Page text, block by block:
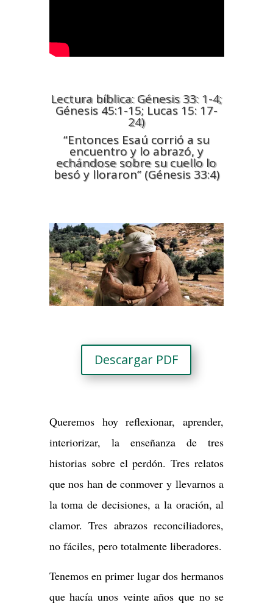
Lectura bíblica: Génesis 33: 1-4;
Génesis 45:1-15; Lucas 15: 17-
24)
“Entonces Esaú corrió a su
encuentro y lo abrazó, y
echándose sobre su cuello lo
besó y lloraron” (Génesis 33:4)
Descargar PDF
Queremos hoy reflexionar, aprender,
interiorizar, la enseñanza de tres
historias sobre el perdón. Tres relatos
que nos han de conmover y llevarnos a
la toma de decisiones, a la oración, al
clamor. Tres abrazos reconciliadores,
no fáciles, pero totalmente liberadores.
Tenemos en primer lugar dos hermanos
que hacía unos veinte años que no se